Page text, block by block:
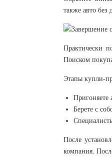
также авто без
Практически
Поиском
Этапы купли-
Пригоняете
Берете с
После
компания.